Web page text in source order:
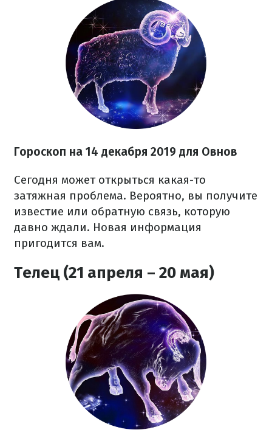
Гороскоп на 14 декабря 2019 для Овнов
Сегодня может открыться какая-то
затяжная проблема. Вероятно, вы получите
известие или обратную связь, которую
давно ждали. Новая информация
пригодится вам.
Телец (21 апреля – 20 мая)